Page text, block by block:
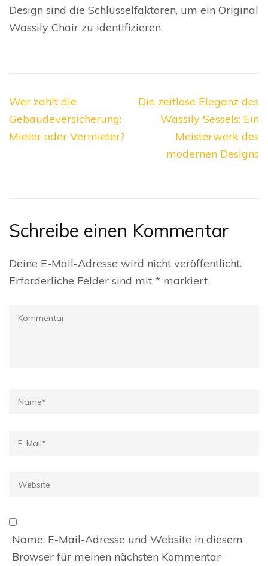
Design sind die Schlüsselfaktoren, um ein Original
Wassily Chair zu identifizieren.
Beitragsnavigation
Wer zahlt die
Gebäudeversicherung:
Mieter oder Vermieter?
Die zeitlose Eleganz des
Wassily Sessels: Ein
Meisterwerk des
modernen Designs
Schreibe einen Kommentar
Deine E-Mail-Adresse wird nicht veröffentlicht.
Erforderliche Felder sind mit * markiert
Kommentar
Name*
E-
Website
Name, E-Mail-Adresse und Website in diesem
Browser für meinen nächsten Kommentar